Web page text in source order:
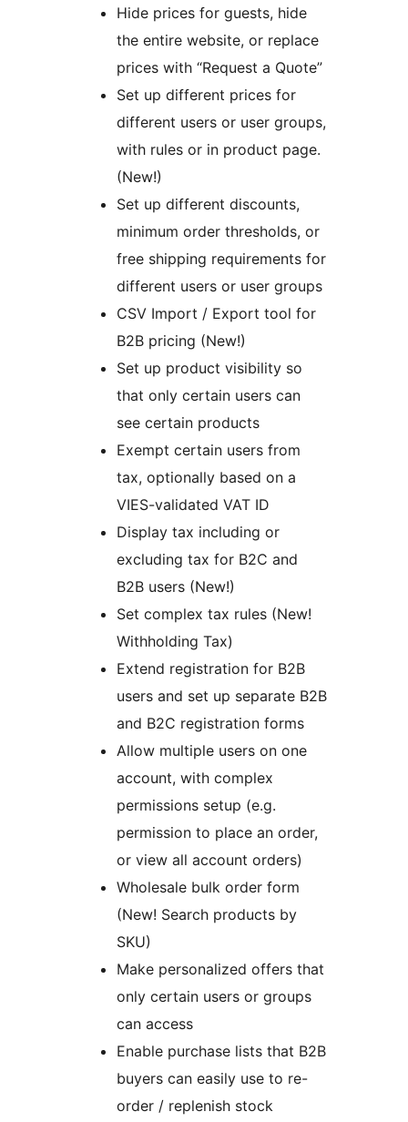
Hide prices for guests, hide
the entire website, or replace
prices with “Request a Quote”
Set up different prices for
different users or user groups,
with rules or in product page.
(New!)
Set up different discounts,
minimum order thresholds, or
free shipping requirements for
different users or user groups
CSV Import / Export tool for
B2B pricing (New!)
Set up product visibility so
that only certain users can
see certain products
Exempt certain users from
tax, optionally based on a
VIES-validated VAT ID
Display tax including or
excluding tax for B2C and
B2B users (New!)
Set complex tax rules (New!
Withholding Tax)
Extend registration for B2B
users and set up separate B2B
and B2C registration forms
Allow multiple users on one
account, with complex
permissions setup (e.g.
permission to place an order,
or view all account orders)
Wholesale bulk order form
(New! Search products by
SKU)
Make personalized offers that
only certain users or groups
can access
Enable purchase lists that B2B
buyers can easily use to re-
order / replenish stock